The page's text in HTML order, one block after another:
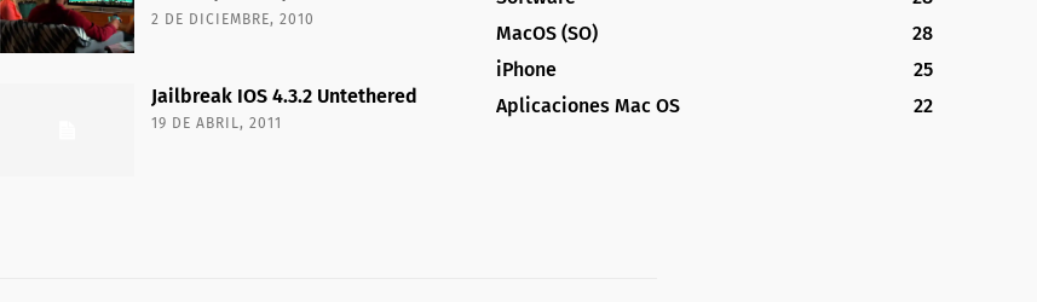
2 DE DICIEMBRE, 2010
Jailbreak IOS 4.3.2 Untethered
19 DE ABRIL, 2011
MacOS (SO)
28
iPhone
25
Aplicaciones Mac OS
22